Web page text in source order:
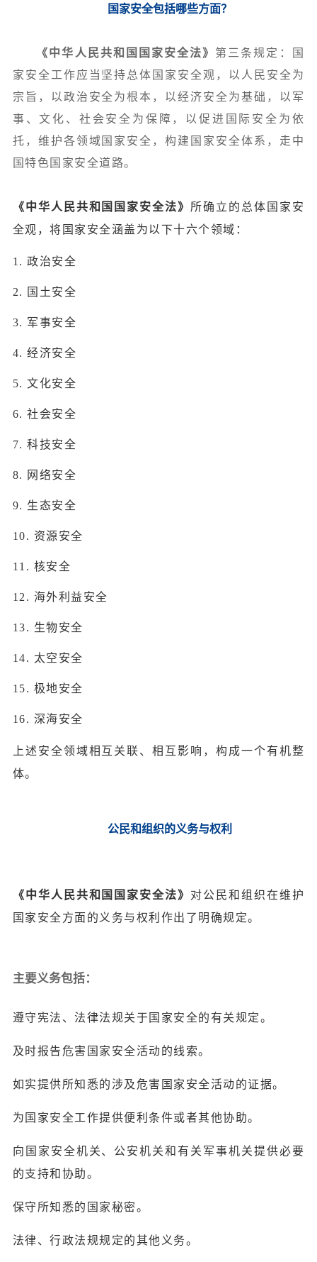
国家安全包括哪些方面？
《中华人民共和国国家安全法》 第三条规定：国
家安全工作应当坚持总体国家安全观，以人民安全为
宗旨，以政治安全为根本，以经济安全为基础，以军
事、文化、社会安全为保障，以促进国际安全为依
托，维护各领域国家安全，构建国家安全体系，走中
国特色国家安全道路。
《中华人民共和国国家安全法》 所确立的总体国家安
全观，将国家安全涵盖为以下十六个领域：
1. 政治安全
2. 国土安全
3. 军事安全
4. 经济安全
5. 文化安全
6. 社会安全
7. 科技安全
8. 网络安全
9. 生态安全
10. 资源安全
11. 核安全
12. 海外利益安全
13. 生物安全
14. 太空安全
15. 极地安全
16. 深海安全
上述安全领域相互关联、相互影响，构成一个有机整
体。
公民和组织的义务与权利
《中华人民共和国国家安全法》 对公民和组织在维护
国家安全方面的义务与权利作出了明确规定。
主要义务包括：
遵守宪法、法律法规关于国家安全的有关规定。
及时报告危害国家安全活动的线索。
如实提供所知悉的涉及危害国家安全活动的证据。
为国家安全工作提供便利条件或者其他协助。
向国家安全机关、公安机关和有关军事机关提供必要
的支持和协助。
保守所知悉的国家秘密。
法律、行政法规规定的其他义务。